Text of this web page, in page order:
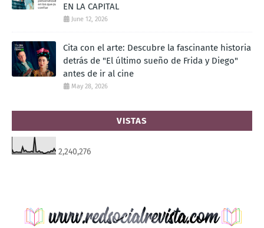
EN LA CAPITAL
June 12, 2026
Cita con el arte: Descubre la fascinante historia
detrás de "El último sueño de Frida y Diego"
antes de ir al cine
May 28, 2026
VISTAS
2,240,276